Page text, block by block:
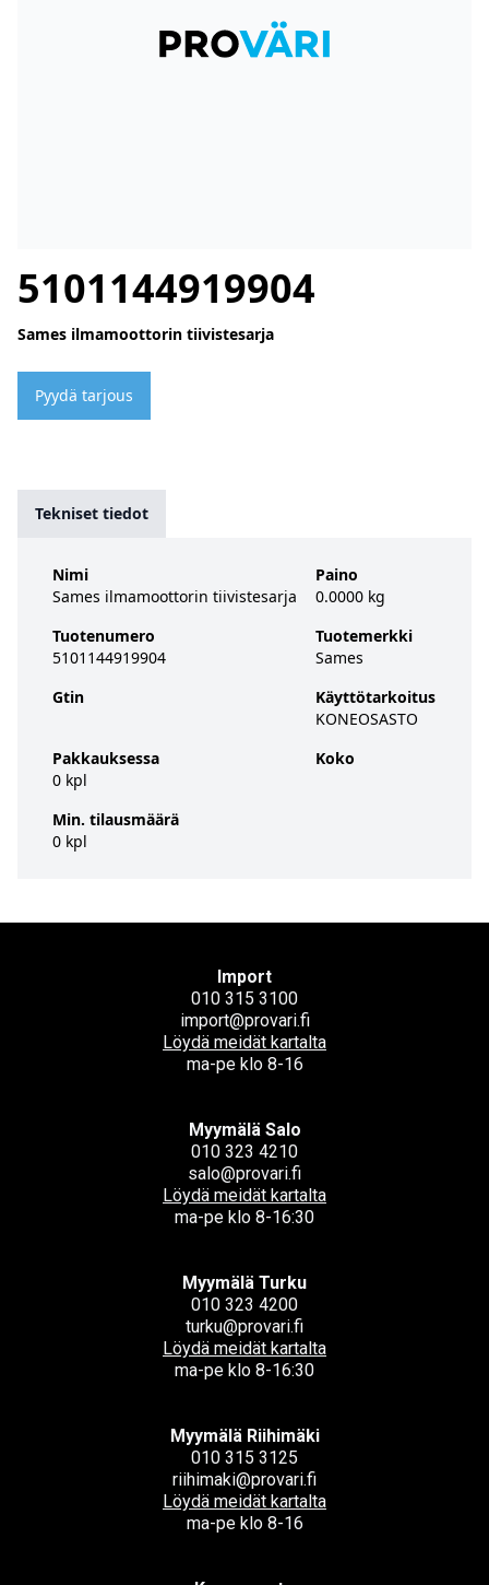
5101144919904
Sames ilmamoottorin tiivistesarja
Pyydä tarjous
Tekniset tiedot
Nimi
Sames ilmamoottorin tiivistesarja
Tuotenumero
5101144919904
Gtin
Pakkauksessa
0 kpl
Min. tilausmäärä
0 kpl
Paino
0.0000 kg
Tuotemerkki
Sames
Käyttötarkoitus
KONEOSASTO
Koko
Import
010 315 3100
import@provari.fi
Löydä meidät kartalta
ma-pe klo 8-16
Myymälä Salo
010 323 4210
salo@provari.fi
Löydä meidät kartalta
ma-pe klo 8-16:30
Myymälä Turku
010 323 4200
turku@provari.fi
Löydä meidät kartalta
ma-pe klo 8-16:30
Myymälä Riihimäki
010 315 3125
riihimaki@provari.fi
Löydä meidät kartalta
ma-pe klo 8-16